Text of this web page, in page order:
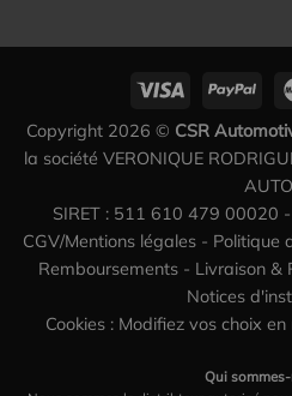
Copyright 2026 © CSR
la société VERONIQUE
AUTO
SIRET : 511 610 479 00020
CGV/Mentions légales- Politique
Remboursements- Livraison &
Notices
Cookies : Modifiez vos choix
Qui